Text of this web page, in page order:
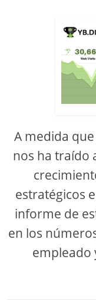
A medida
nos ha traído
estratégicos
informe de
en los
empleado